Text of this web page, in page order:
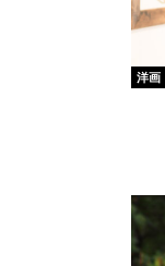
洋画